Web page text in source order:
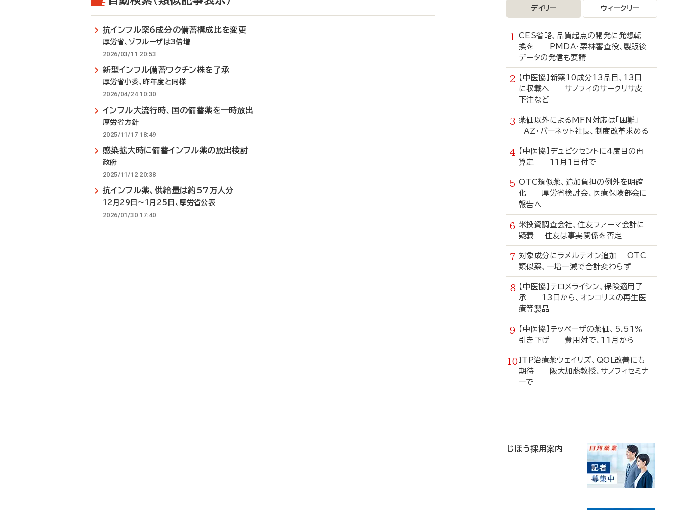
抗インフル薬6成分の備蓄構成比を変更
厚労省、ゾフルーザは3倍増
2026/03/11 20:53
新型インフル備蓄ワクチン株を了承
厚労省小委、昨年度と同様
2026/04/24 10:30
インフル大流行時、国の備蓄薬を一時放出
厚労省方針
2025/11/17 18:49
感染拡大時に備蓄インフル薬の放出検討
政府
2025/11/12 20:38
抗インフル薬、供給量は約57万人分
12月29日～1月25日、厚労省公表
2026/01/30 17:40
デイリー ウィークリー
CES省略、品質起点の開発に発想転
換を PMDA・栗林審査役、製販後
データの発信も要請
【中医協】新薬10成分13品目、13日
に収載へ サノフィのサークリサ皮
下注など
薬価以外によるMFN対応は「困難」
AZ・バーネット社長、制度改革求める
【中医協】デュピクセントに4度目の再
算定 11月1日付で
OTC類似薬、追加負担の例外を明確
化 厚労省検討会、医療保険部会に
報告へ
米投資調査会社、住友ファーマ会計に
疑義 住友は事実関係を否定
対象成分にラメルテオン追加 OTC
類似薬、一増一減で合計変わらず
【中医協】テロメライシン、保険適用了
承 13日から、オンコリスの再生医
療等製品
【中医協】テッペーザの薬価、5.51％
引き下げ 費用対で、11月から
ITP治療薬ウェイリズ、QOL改善にも
期待 阪大加藤教授、サノフィセミナ
ーで
じほう採用案内